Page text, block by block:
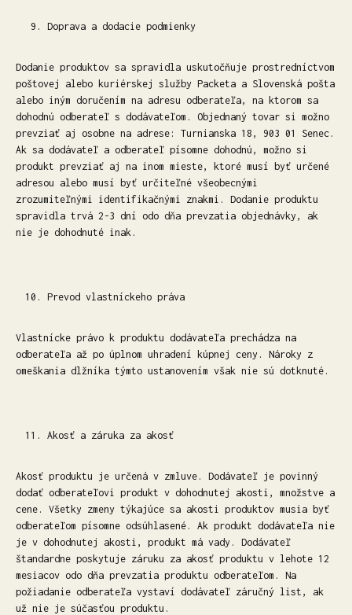
Doprava a dodacie podmienky
Dodanie produktov sa spravidla uskutočňuje prostredníctvom
poštovej alebo kuriérskej služby Packeta a Slovenská pošta
alebo iným doručením na adresu odberateľa, na ktorom sa
dohodnú odberateľ s dodávateľom. Objednaný tovar si možno
prevziať aj osobne na adrese: Turnianska 18, 903 01 Senec.
Ak sa dodávateľ a odberateľ písomne dohodnú, možno si
produkt prevziať aj na inom mieste, ktoré musí byť určené
adresou alebo musí byť určiteľné všeobecnými
zrozumiteľnými identifikačnými znakmi. Dodanie produktu
spravidla trvá 2-3 dní odo dňa prevzatia objednávky, ak
nie je dohodnuté inak.
Prevod vlastníckeho práva
Vlastnícke právo k produktu dodávateľa prechádza na
odberateľa až po úplnom uhradení kúpnej ceny. Nároky z
omeškania dlžníka týmto ustanovením však nie sú dotknuté.
Akosť a záruka za akosť
Akosť produktu je určená v zmluve. Dodávateľ je povinný
dodať odberateľovi produkt v dohodnutej akosti, množstve a
cene. Všetky zmeny týkajúce sa akosti produktov musia byť
odberateľom písomne odsúhlasené. Ak produkt dodávateľa nie
je v dohodnutej akosti, produkt má vady. Dodávateľ
štandardne poskytuje záruku za akosť produktu v lehote 12
mesiacov odo dňa prevzatia produktu odberateľom. Na
požiadanie odberateľa vystaví dodávateľ záručný list, ak
už nie je súčasťou produktu.